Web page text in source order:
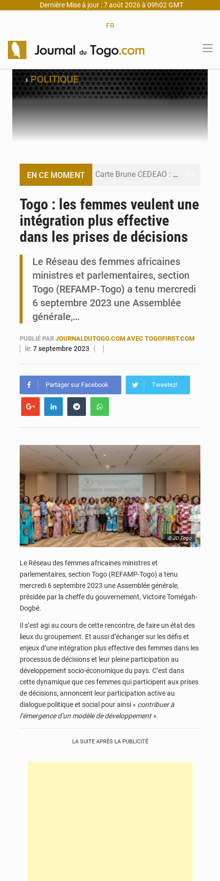
Dernière Mise à jour : 7 août 2026 à 09h02 GMT
FR
›POLITIQUE
EN CE MOMENT Carte Brune CEDEAO : Lomé mise sur la digitalisation des sinistres
Travail domestique non rémunéré : à Saly, l’Afrique veut en mesurer la valeur
Maurice : Démission de la ministre Véronique Leu-Govind
Togo : les femmes veulent une
intégration plus effective
dans les prises de décisions
Le Réseau des femmes africaines
ministres et parlementaires, section
Togo (REFAMP-Togo) a tenu mercredi
6 septembre 2023 une Assemblée
générale,…
PUBLIÉ PAR JOURNALDUTOGO.COM AVEC TOGOFIRST.COM
le:7 septembre 2023
Partager sur Facebook Tweetez!
© JD Togo
Le Réseau des femmes africaines ministres et
parlementaires, section Togo (REFAMP-Togo) a tenu
mercredi 6 septembre 2023 une Assemblée générale,
présidée par la cheffe du gouvernement, Victoire Tomégah-
Dogbé.
Il s’est agi au cours de cette rencontre, de faire un état des
lieux du groupement. Et aussi d’échanger sur les défis et
enjeux d’une intégration plus effective des femmes dans les
processus de décisions et leur pleine participation au
développement socio-économique du pays. C’est dans
cette dynamique que ces femmes qui participent aux prises
de décisions, annoncent leur participation active au
dialogue politique et social pour ainsi « contribuer à
l’émergence d’un modèle de développement ».
LA SUITE APRÈS LA PUBLICITÉ